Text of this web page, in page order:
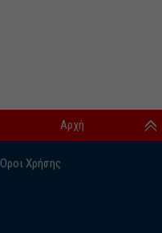
Οροι Χρήσης
Αρχή